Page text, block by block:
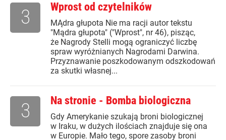
Wprost od czytelników
MĄdra głupota Nie ma racji autor tekstu
"Mądra głupota" ("Wprost", nr 46), pisząc,
że Nagrody Stelli mogą ograniczyć liczbę
spraw wyróżnianych Nagrodami Darwina.
Przyznawanie poszkodowanym odszkodowań
za skutki własnej...
3
Na stronie - Bomba biologiczna
Gdy Amerykanie szukają broni biologicznej
w Iraku, w dużych ilościach znajduje się ona
w Europie. Mało tego, spore zasoby broni
3